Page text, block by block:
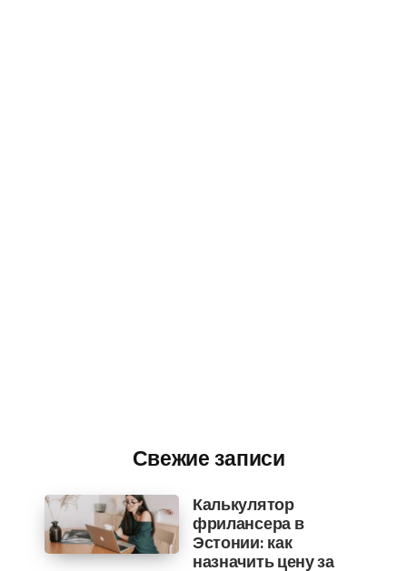
Свежие записи
Калькулятор
фрилансера в
Эстонии: как
назначить цену за